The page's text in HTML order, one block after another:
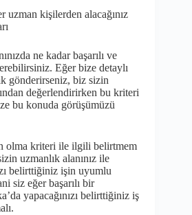
uzman kişilerden alacağınız
ne kadar başarılı ve
Eğer bize detaylı
gönderirseniz, biz sizin
değerlendirirken bu kriteri
bu konuda görüşümüzü
olma kriteri ile ilgili belirtmem
uzmanlık alanınız ile
belirttiğiniz işin uyumlu
siz eğer başarılı bir
yapacağınızı belirttiğiniz iş